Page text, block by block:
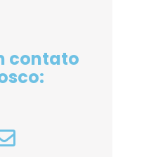
contato